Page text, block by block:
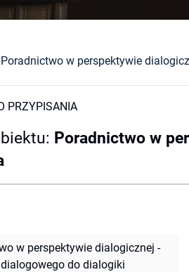
PRZYPISANIA
: Poradnictwo w
w perspektywie dialogicznej -
do dialogiki